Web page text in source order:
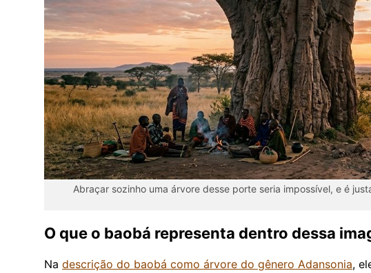
Abraçar sozinho uma árvore desse porte seria impossível, e é
O que o baobá representa dentro dessa
Na descrição do baobá como árvore do gênero Adansonia,